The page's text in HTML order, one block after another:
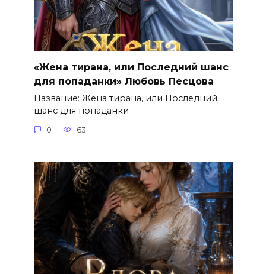
«Жена тирана, или Последний шанс
для попаданки» Любовь Песцова
Название: Жена тирана, или Последний
шанс для попаданки
0 63